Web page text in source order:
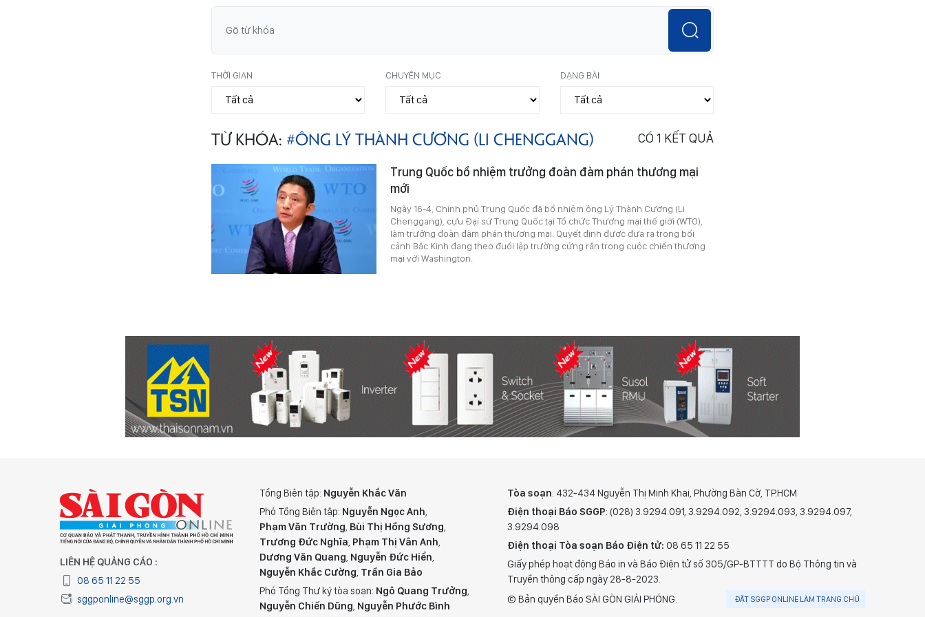
THỜI GIAN CHUYÊN MỤC DẠNG BÀI
TỪ KHÓA: #ÔNG LÝ THÀNH CƯƠNG (LI CHENGGANG) CÓ 1 KẾT QUẢ
Trung Quốc bổ nhiệm trưởng đoàn đàm phán thương mại
mới
Ngày 16-4, Chính phủ Trung Quốc đã bổ nhiệm ông Lý Thành Cương (Li
Chenggang), cựu Đại sứ Trung Quốc tại Tổ chức Thương mại thế giới (WTO),
làm trưởng đoàn đàm phán thương mại. Quyết định được đưa ra trong bối
cảnh Bắc Kinh đang theo đuổi lập trường cứng rắn trong cuộc chiến thương
mại với Washington.
LIÊN HỆ QUẢNG CÁO :
08 65 11 22 55
sggponline@sggp.org.vn
Tổng Biên tập: Nguyễn Khắc Văn
Phó Tổng Biên tập: Nguyễn Ngọc Anh,
Phạm Văn Trường, Bùi Thị Hồng Sương,
Trương Đức Nghĩa, Phạm Thị Vân Anh,
Dương Văn Quang, Nguyễn Đức Hiển,
Nguyễn Khắc Cường, Trần Gia Bảo
Phó Tổng Thư ký tòa soạn: Ngô Quang Trưởng,
Nguyễn Chiến Dũng, Nguyễn Phước Bình
Tòa soạn: 432-434 Nguyễn Thị Minh Khai, Phường Bàn Cờ, TP.HCM
Điện thoại Báo SGGP: (028) 3.9294.091, 3.9294.092, 3.9294.093, 3.9294.097,
3.9294.098
Điện thoại Tòa soạn Báo Điện tử: 08 65 11 22 55
Giấy phép hoạt động Báo in và Báo Điện tử số 305/GP-BTTTT do Bộ Thông tin và
Truyền thông cấp ngày 28-8-2023.
© Bản quyền Báo SÀI GÒN GIẢI PHÓNG.
ĐẶT SGGP ONLINE LÀM TRANG CHỦ